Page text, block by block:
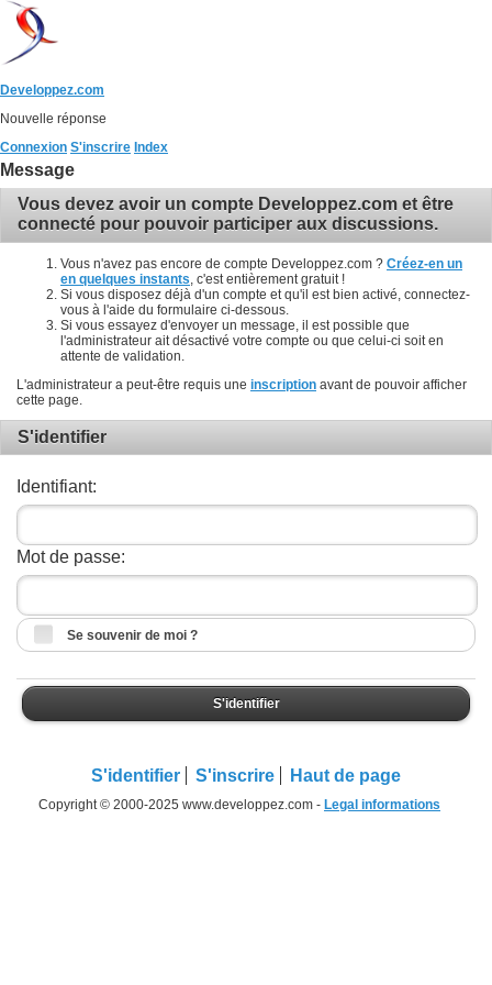
Developpez.com
Nouvelle réponse
Connexion S'inscrire Index
Message
Vous devez avoir un compte Developpez.com et être
connecté pour pouvoir participer aux discussions.
Vous n'avez pas encore de compte Developpez.com ? Créez-en un
en quelques instants , c'est entièrement gratuit !
Si vous disposez déjà d'un compte et qu'il est bien activé, connectez-
vous à l'aide du formulaire ci-dessous.
Si vous essayez d'envoyer un message, il est possible que
l'administrateur ait désactivé votre compte ou que celui-ci soit en
attente de validation.
L'administrateur a peut-être requis une inscription avant de pouvoir afficher
cette page.
S'identifier
Identifiant:
Mot de passe:
Se souvenir de moi ?
S'identifier
S'identifier S'inscrire Haut de page
Copyright © 2000-2025 www.developpez.com - Legal informations